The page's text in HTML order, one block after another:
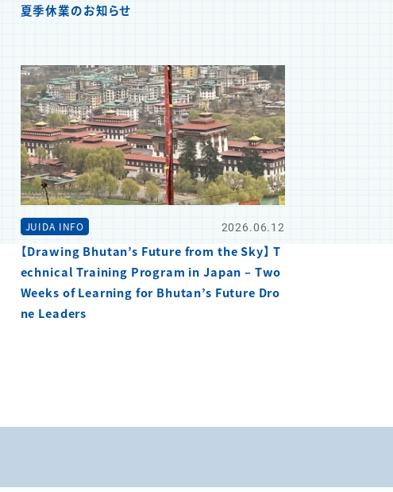
夏季休業のお知らせ
JUIDA INFO 2026.06.12
【Drawing Bhutan’s Future from the Sky】 T
echnical Training Program in Japan – Two
Weeks of Learning for Bhutan’s Future Dro
ne Leaders